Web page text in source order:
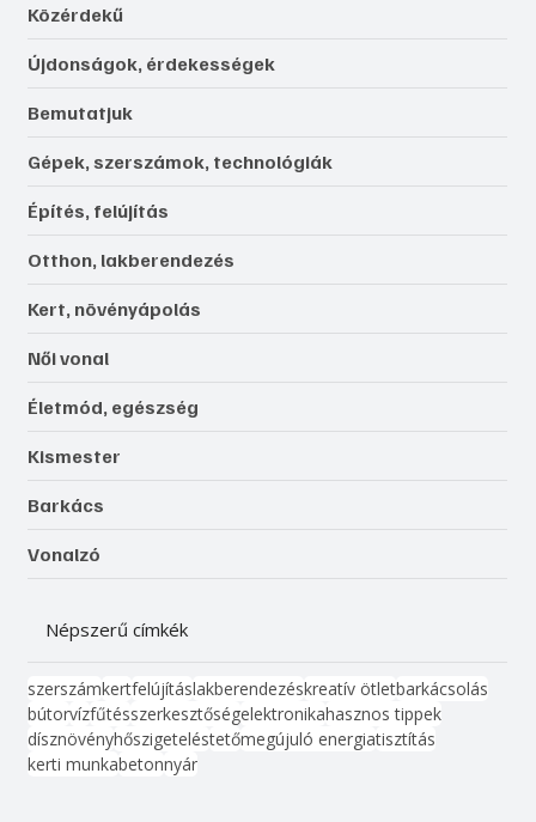
Közérdekű
Újdonságok, érdekességek
Bemutatjuk
Gépek, szerszámok, technológiák
Építés, felújítás
Otthon, lakberendezés
Kert, növényápolás
Női vonal
Életmód, egészség
Kismester
Barkács
Vonalzó
Népszerű címkék
szerszámkertfelújításlakberendezéskreatív ötletbarkácsolás
bútorvízfűtésszerkesztőségelektronikahasznos tippek
dísznövényhőszigeteléstetőmegújuló energiatisztítás
kerti munkabetonnyár